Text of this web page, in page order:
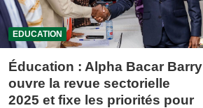
EDUCATION
Éducation : Alpha Bacar Barry
ouvre la revue sectorielle
2025 et fixe les priorités pour